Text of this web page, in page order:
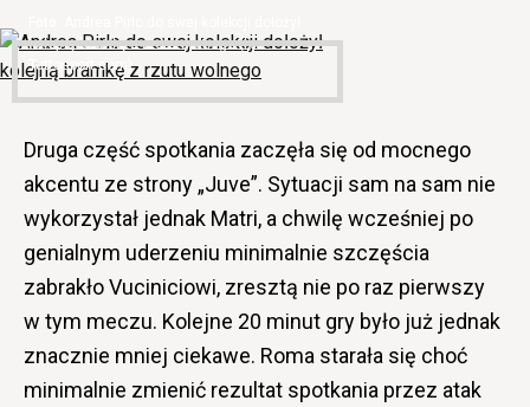
kolejną bramkę z rzutu wolnego (fot.
Tuttosport.com)
Druga część spotkania zaczęła się od mocnego
akcentu ze strony „Juve”. Sytuacji sam na sam nie
wykorzystał jednak Matri, a chwilę wcześniej po
genialnym uderzeniu minimalnie szczęścia
zabrakło Vuciniciowi, zresztą nie po raz pierwszy
w tym meczu. Kolejne 20 minut gry było już jednak
znacznie mniej ciekawe. Roma starała się choć
minimalnie zmienić rezultat spotkania przez atak